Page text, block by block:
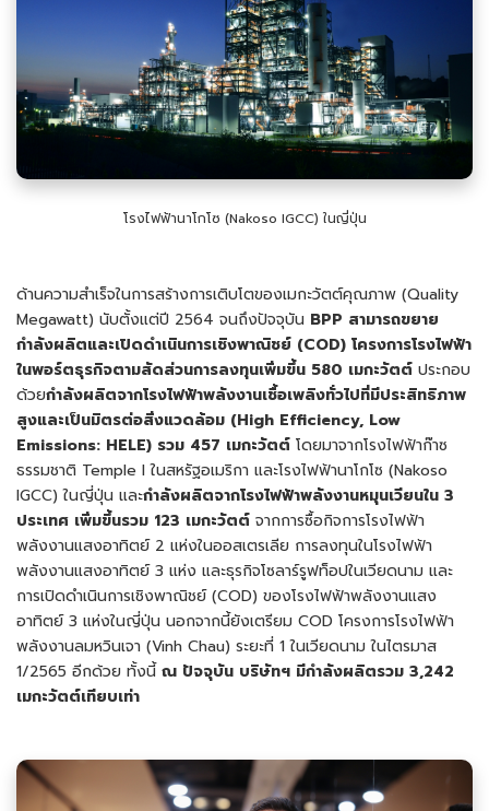
โรงไฟฟ้านาโกโซ (Nakoso IGCC) ในญี่ปุ่น
ด้านความสำเร็จในการสร้างการเติบโตของเมกะวัตต์คุณภาพ (Quality
Megawatt) นับตั้งแต่ปี 2564 จนถึงปัจจุบัน BPP สามารถขยาย
กำลังผลิตและเปิดดำเนินการเชิงพาณิชย์ (COD) โครงการโรงไฟฟ้า
ในพอร์ตธุรกิจตามสัดส่วนการลงทุนเพิ่มขึ้น 580 เมกะวัตต์ ประกอบ
ด้วยกำลังผลิตจากโรงไฟฟ้าพลังงานเชื้อเพลิงทั่วไปที่มีประสิทธิภาพ
สูงและเป็นมิตรต่อสิ่งแวดล้อม (High Efficiency, Low
Emissions: HELE) รวม 457 เมกะวัตต์ โดยมาจากโรงไฟฟ้าก๊าซ
ธรรมชาติ Temple I ในสหรัฐอเมริกา และโรงไฟฟ้านาโกโซ (Nakoso
IGCC) ในญี่ปุ่น และกำลังผลิตจากโรงไฟฟ้าพลังงานหมุนเวียนใน 3
ประเทศ เพิ่มขึ้นรวม 123 เมกะวัตต์ จากการซื้อกิจการโรงไฟฟ้า
พลังงานแสงอาทิตย์ 2 แห่งในออสเตรเลีย การลงทุนในโรงไฟฟ้า
พลังงานแสงอาทิตย์ 3 แห่ง และธุรกิจโซลาร์รูฟท็อปในเวียดนาม และ
การเปิดดำเนินการเชิงพาณิชย์ (COD) ของโรงไฟฟ้าพลังงานแสง
อาทิตย์ 3 แห่งในญี่ปุ่น นอกจากนี้ยังเตรียม COD โครงการโรงไฟฟ้า
พลังงานลมหวินเจา (Vinh Chau) ระยะที่ 1 ในเวียดนาม ในไตรมาส
1/2565 อีกด้วย ทั้งนี้ณ ปัจจุบัน บริษัทฯ มีกำลังผลิตรวม 3,242
เมกะวัตต์เทียบเท่า